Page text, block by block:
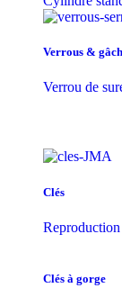
Verrous &
Verrou de
Clés
Reproduction
Clés à gorge